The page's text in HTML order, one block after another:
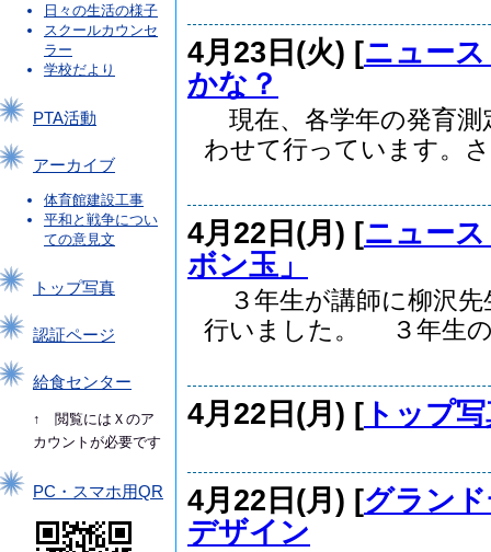
日々の生活の様子
スクールカウンセ
ラー
学校だより
PTA活動
アーカイブ
体育館建設工事
平和と戦争につい
ての意見文
トップ写真
認証ページ
給食センター
↑ 閲覧にはＸのア
カウントが必要です
PC・スマホ用QR
4月23日(火) [ニュー
かな？
現在、各学年の発育測
わせて行っています。
4月22日(月) [ニュー
ボン玉」
３年生が講師に柳沢先
行いました。 ３年生
4月22日(月) [ トップ
4月22日(月) [グラン
デザイン